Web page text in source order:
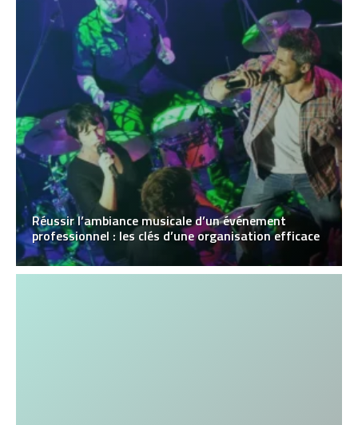
Réussir l’ambiance musicale d’un événement
professionnel : les clés d’une organisation efficace